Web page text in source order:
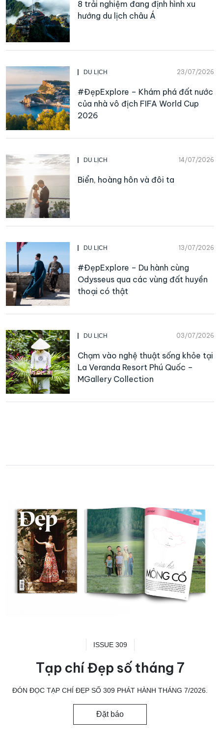
8 trải nghiệm đang định hình xu
hướng du lịch châu Á
DU LỊCH 23/07/2026
#ĐẹpExplore – Khám phá đất nước
của nhà vô địch FIFA World Cup
2026
DU LỊCH 14/07/2026
Biển, hoàng hôn và đôi ta
DU LỊCH 13/07/2026
#ĐẹpExplore – Du hành cùng
Odysseus qua các vùng đất huyền
thoại có thật
DU LỊCH 03/07/2026
Chạm vào nghệ thuật sống khỏe tại
La Veranda Resort Phú Quốc –
MGallery Collection
ISSUE 309
Tạp chí Đẹp số tháng 7
ĐÓN ĐỌC TẠP CHÍ ĐẸP SỐ 309 PHÁT HÀNH THÁNG 7/2026.
Đặt báo